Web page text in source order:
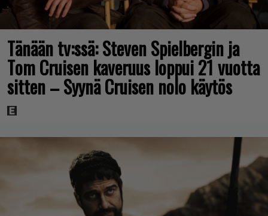
Tänään tv:ssä: Steven Spielbergin ja
Tom Cruisen kaveruus loppui 21 vuotta
sitten – Syynä Cruisen nolo käytös